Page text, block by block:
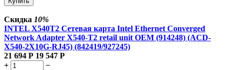
Скидка 10%
INTEL X540T2 Сетевая карта Intel Ethernet Converged
Network Adapter X540-T2 retail unit OEM (914248) (ACD-
X540-2X10G-RJ45) (842419/927245)
21 694 Р 19 547 Р
+
−